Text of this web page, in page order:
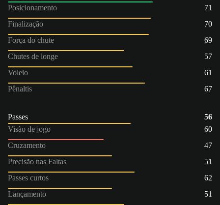
Posicionamento
71
Finalização
70
Força do chute
69
Chutes de longe
57
Voleio
61
Pênaltis
67
Passes
56
Visão de jogo
60
Cruzamento
47
Precisão nas Faltas
51
Passes curtos
62
Lançamento
51